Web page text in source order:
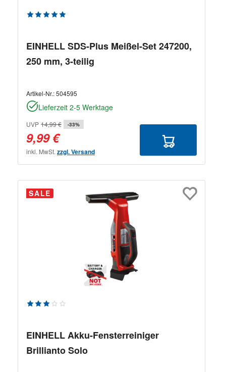
Durchschnittliche Bewertung von 5 von 5 Sternen
EINHELL SDS-Plus Meißel-Set 247200,
250 mm, 3-teilig
Artikel-Nr.:504595
Lieferzeit 2-5 Werktage
UVP 14,99 € -33%
9,99 €
inkl. MwSt. zzgl. Versand
SALE
Durchschnittliche Bewertung von 3 von 5 Sternen
EINHELL Akku-Fensterreiniger
Brillianto Solo